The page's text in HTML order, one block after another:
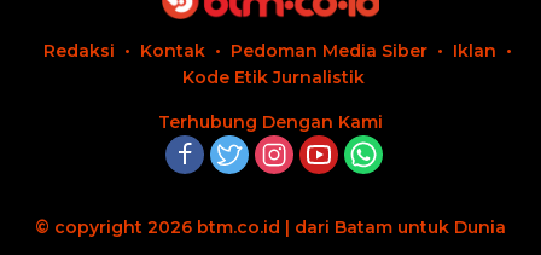
Redaksi Kontak Pedoman Media Siber
Iklan
Kode Etik Jurnalistik
Terhubung Dengan Kami
© copyright 2026 btm.co.id | dari Batam untuk Dunia